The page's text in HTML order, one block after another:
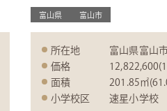
富山県 富山市
所在地
富山県富山
価格
面積
201.85㎡
小学校区
速星小学校